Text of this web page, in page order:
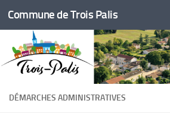
Skip to content
Commune de Trois Palis
DÉMARCHES ADMINISTRATIVES